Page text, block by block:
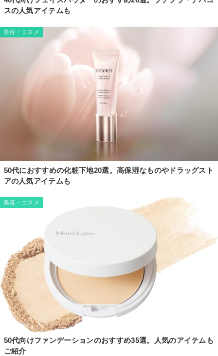
スの人気アイテムも
美容・コスメ
50代におすすめの化粧下地20選。高保湿なものやドラッグスト
アの人気アイテムも
美容・コスメ
50代向けファンデーションのおすすめ35選。人気のアイテムも
ご紹介